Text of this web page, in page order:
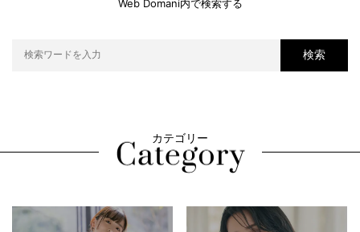
Web Domani内で検索する
検索
カテゴリー